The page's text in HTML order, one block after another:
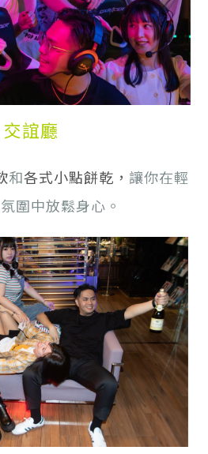
交誼廳
和各式小點餅乾 ， 讓你在輕
圍中放鬆身心。